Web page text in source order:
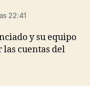
22:41
y su equipo
cuentas del